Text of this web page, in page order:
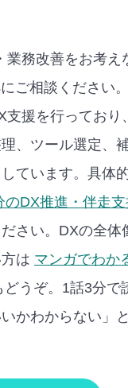
業務改善をお考え
ご相談ください
支援を行っており
、ツール選定、
ています。 具体
のDX推進・伴走
さい。 DXの全体
は マンガでわか
どうぞ。1話3分で
かわからない」